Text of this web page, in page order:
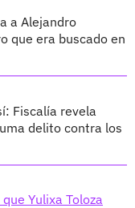
a Alejandro
que era buscado en
Fiscalía revela
delito contra los
Yulixa Toloza